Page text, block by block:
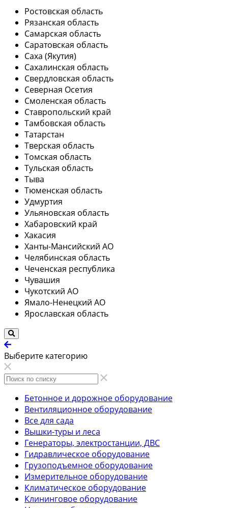
Ростовская область
Рязанская область
Самарская область
Саратовская область
Саха (Якутия)
Сахалинская область
Свердловская область
Северная Осетия
Смоленская область
Ставропольский край
Тамбовская область
Татарстан
Тверская область
Томская область
Тульская область
Тыва
Тюменская область
Удмуртия
Ульяновская область
Хабаровский край
Хакасия
Ханты-Мансийский АО
Челябинская область
Чеченская республика
Чувашия
Чукотский АО
Ямало-Ненецкий АО
Ярославская область
Выберите категорию
Бетонное и дорожное оборудование
Вентиляционное оборудование
Все для сада
Вышки-туры и леса
Генераторы, электростанции, ДВС
Гидравлическое оборудование
Грузоподъемное оборудование
Измерительное оборудование
Климатическое оборудование
Клининговое оборудование